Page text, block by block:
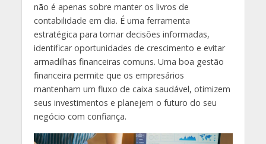
não é apenas sobre manter os livros de
contabilidade em dia. É uma ferramenta
estratégica para tomar decisões informadas,
identificar oportunidades de crescimento e evitar
armadilhas financeiras comuns. Uma boa gestão
financeira permite que os empresários
mantenham um fluxo de caixa saudável, otimizem
seus investimentos e planejem o futuro do seu
negócio com confiança.